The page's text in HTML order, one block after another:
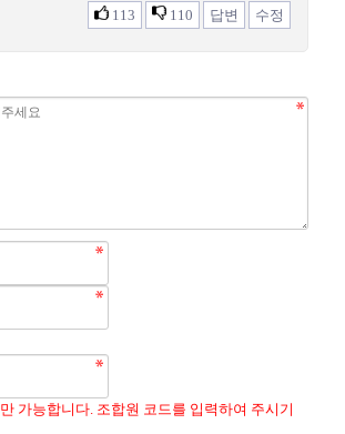
113
110 답변 수정
가능합니다. 조합원 코드를 입력하여 주시기